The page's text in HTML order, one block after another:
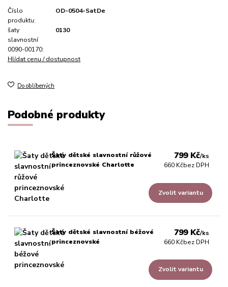
Číslo
produktu:
OD-0504-SatDe
šaty
slavnostní
0090-00170:
0130
Hlídat cenu / dostupnost
Do oblíbených
Podobné produkty
Šaty dětské slavnostní růžové
princeznovské Charlotte
799 Kč/ks
660 Kčbez DPH
Zvolit variantu
Šaty dětské slavnostní béžové
princeznovské
799 Kč/ks
660 Kčbez DPH
Zvolit variantu